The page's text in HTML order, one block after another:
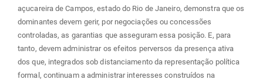
açucareira de Campos, estado do Rio de Janeiro, demonstra que os
dominantes devem gerir, por negociações ou concessões
controladas, as garantias que asseguram essa posição. E, para
tanto, devem administrar os efeitos perversos da presença ativa
dos que, integrados sob distanciamento da representação política
formal, continuam a administrar interesses construídos na